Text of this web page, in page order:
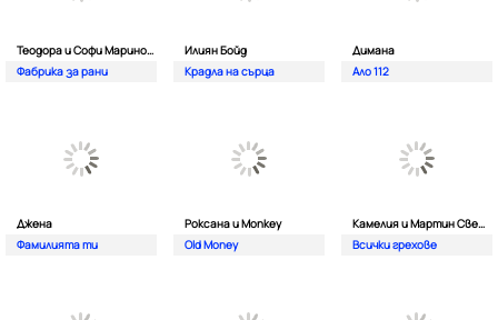
Теодора и Софи Маринова
Фабрика за рани
Илиян Бойд
Крадла на сърца
Димана
Ало 112
Джена
Фамилията ти
Роксана и Monkey
Old Money
Камелия и Мартин Светломиров
Всички грехове